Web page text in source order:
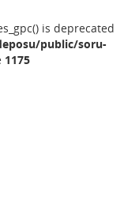
is deprecated
public/soru-
1175